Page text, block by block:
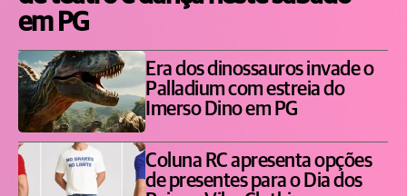
em PG
Era dos dinossauros invade o
Palladium com estreia do
Imerso Dino em PG
Coluna RC apresenta opções
de presentes para o Dia dos